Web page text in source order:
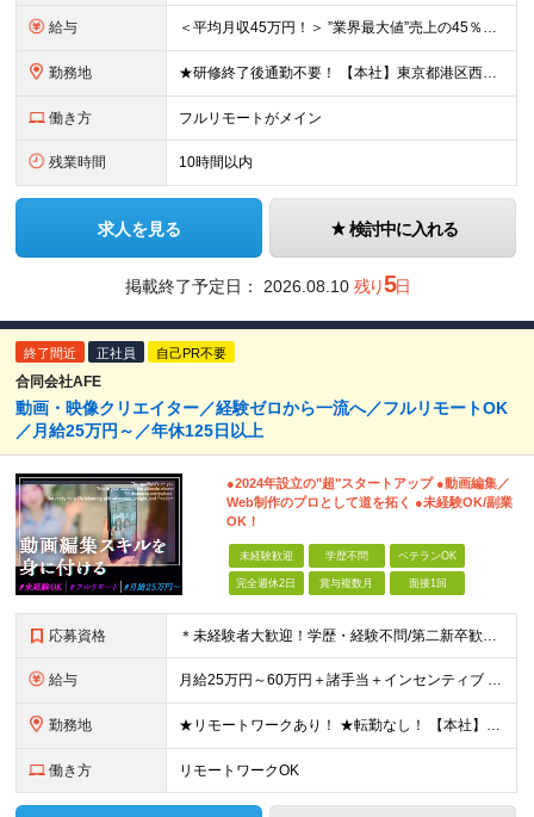
給与 ＜平均月収45万円！＞ ”業界最大値”売上の45％以上をそのまま支給。 ■研修期間後 月給25万円～75万円＋各種インセンティブ □研修期間 月給23.5万円＋PRインセンティブ（売上の45％還元
勤務地 ★研修終了後通勤不要！ 【本社】東京都港区西麻布1-2-14デュオ・スカーラ西麻布タワーウエスト 602号室 【品川支社】東京都品川区西五反田5-23-3BLOCKS目黒不動前3階 【大阪支社】大阪
働き方 フルリモートがメイン
残業時間 10時間以内
求人を見る 検討中に入れる
掲載終了予定日： 2026.08.10 残り5日
終了間近 正社員 自己PR不要
合同会社AFE
動画・映像クリエイター／経験ゼロから一流へ／フルリモートOK
／月給25万円～／年休125日以上
●2024年設立の"超"スタートアップ ●動画編集／
Web制作のプロとして道を拓く ●未経験OK/副業
OK！
未経験歓迎 学歴不問 ベテランOK
完全週休2日 賞与複数月 面接1回
応募資格 ＊未経験者大歓迎！学歴・経験不問/第二新卒歓迎/WEB面接可能＊ ▼未経験歓迎＆完全ポテンシャル採用！▼ 基礎のキソから学べる研修があるので経験は一切不問！ 面接では「あなたの想い」を教えてくださ
給与 月給25万円～60万円＋諸手当＋インセンティブ ★Point 100％年収UPでの待遇提示も可能！ ※経験者であれば、100%年収アップも実現可能です。 【インセンティブについて】 プロジェクト報
勤務地 ★リモートワークあり！ ★転勤なし！ 【本社】東京都港区西新橋２丁目４−３ プロス西新橋ビル６階 【プロジェクト先】東京都・神奈川県・千葉県・埼玉など多数！ ※希望を考慮の上、配属プロジェクトを決
働き方 リモートワークOK